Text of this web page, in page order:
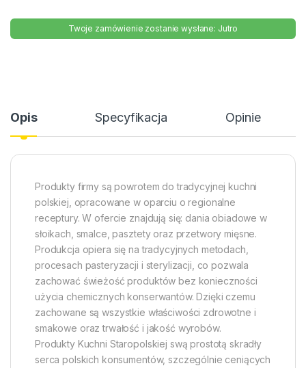
Twoje zamówienie zostanie wysłane: Jutro
Opis Specyfikacja Opinie
Produkty firmy są powrotem do tradycyjnej kuchni
polskiej, opracowane w oparciu o regionalne
receptury. W ofercie znajdują się: dania obiadowe w
słoikach, smalce, pasztety oraz przetwory mięsne.
Produkcja opiera się na tradycyjnych metodach,
procesach pasteryzacji i sterylizacji, co pozwala
zachować świeżość produktów bez konieczności
użycia chemicznych konserwantów. Dzięki czemu
zachowane są wszystkie właściwości zdrowotne i
smakowe oraz trwałość i jakość wyrobów.
Produkty Kuchni Staropolskiej swą prostotą skradły
serca polskich konsumentów, szczególnie ceniących